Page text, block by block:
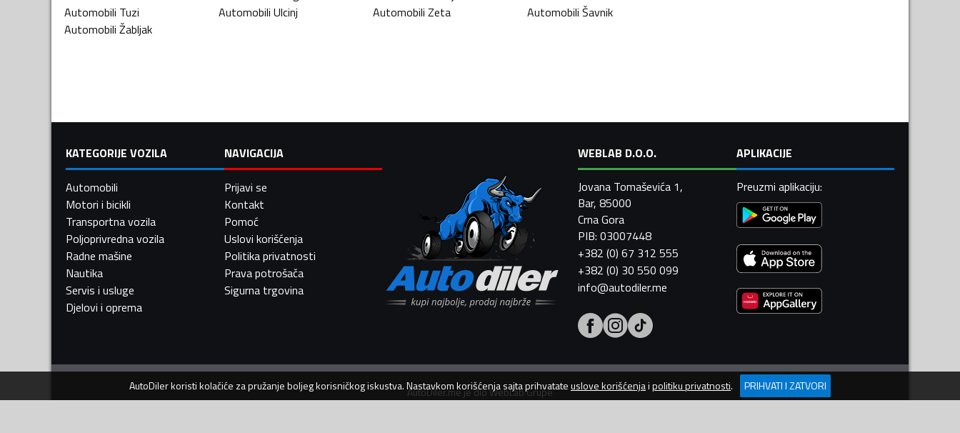
Automobili Tuzi Automobili Ulcinj Automobili Zeta Automobili Šavnik
Automobili Žabljak
KATEGORIJE VOZILA
Automobili
Motori i bicikli
Transportna vozila
Poljoprivredna vozila
Radne mašine
Nautika
Servis i usluge
Djelovi i oprema
NAVIGACIJA
Prijavi se
Kontakt
Pomoć
Uslovi korišćenja
Politika privatnosti
Prava potrošača
Sigurna trgovina
WEBLAB D.O.O.
Jovana Tomaševića 1,
Bar, 85000
Crna Gora
PIB: 03007448
+382 (0) 67 312 555
+382 (0) 30 550 099
info@autodiler.me
APLIKACIJE
Preuzmi aplikaciju:
AutoDiler.me je dioWebLab Grupe
AutoDilerkoristi kolačiće za pružanje boljeg korisničkog iskustva. Nastavkom korišćenja sajta prihvatateuslove korišćenjaipolitiku privatnosti. PRIHVATI I ZATVORI